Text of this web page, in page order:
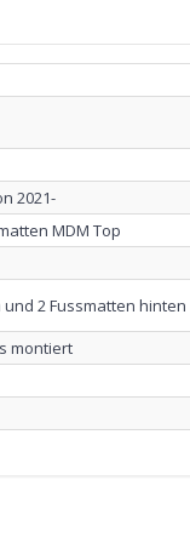
2021-
MDM Top
2 Fussmatten hinten
montiert